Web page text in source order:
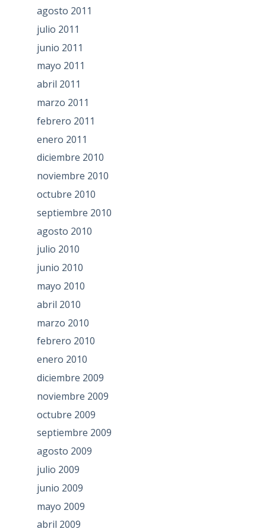
agosto 2011
julio 2011
junio 2011
mayo 2011
abril 2011
marzo 2011
febrero 2011
enero 2011
diciembre 2010
noviembre 2010
octubre 2010
septiembre 2010
agosto 2010
julio 2010
junio 2010
mayo 2010
abril 2010
marzo 2010
febrero 2010
enero 2010
diciembre 2009
noviembre 2009
octubre 2009
septiembre 2009
agosto 2009
julio 2009
junio 2009
mayo 2009
abril 2009